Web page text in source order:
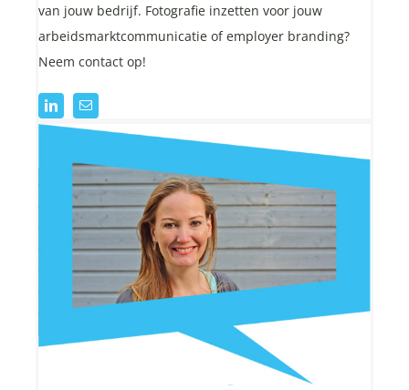
van jouw bedrijf. Fotografie inzetten voor jouw
arbeidsmarktcommunicatie of employer branding?
Neem contact op!